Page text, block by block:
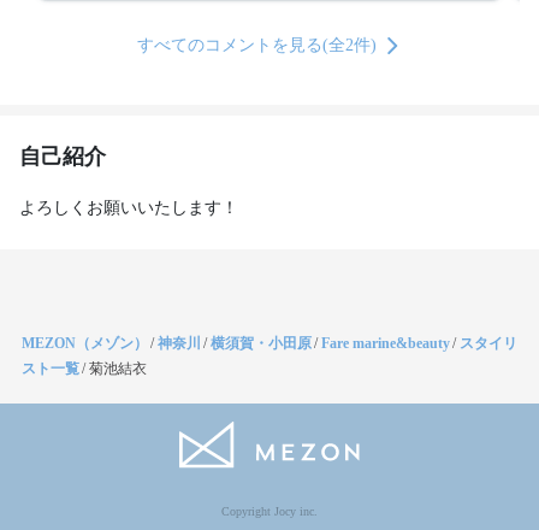
すべてのコメントを見る(全2件)
自己紹介
よろしくお願いいたします！
MEZON（メゾン） /神奈川 /横須賀・小田原/Fare marine&beauty/ スタイリ
スト一覧/菊池結衣
Copyright Jocy inc.